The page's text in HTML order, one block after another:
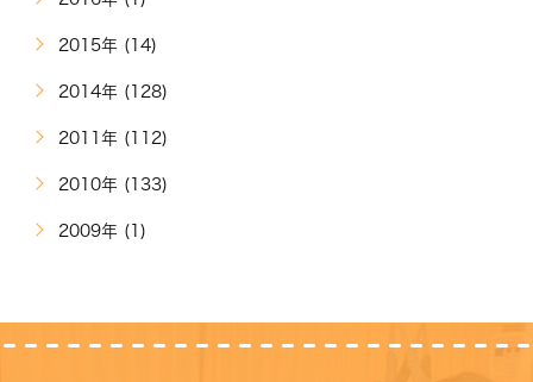
2015年 (14)
2014年 (128)
2011年 (112)
2010年 (133)
2009年 (1)